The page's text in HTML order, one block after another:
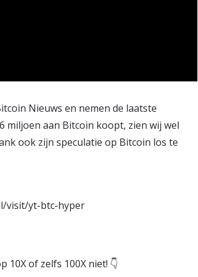
Nieuws en nemen de laatste
miljoen aan Bitcoin koopt, zien wij wel
ook zijn speculatie op Bitcoin los te
visit/yt-btc-hyper
10X of zelfs 100X niet! 👇